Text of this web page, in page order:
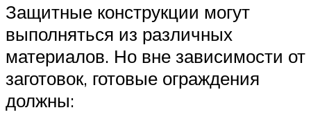
Защитные конструкции могут
выполняться из различных
материалов. Но вне зависимости от
заготовок, готовые ограждения
должны: